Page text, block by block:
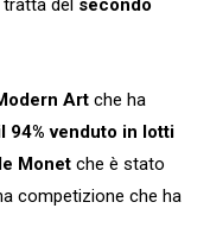
Art che ha
94% venduto in lotti
Monet che è stato
competizione che ha